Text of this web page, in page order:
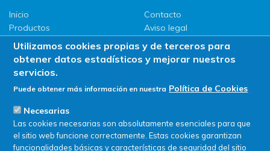
Inicio
Productos
LLG
Promociones
ServiSAT
Contacto
Aviso legal
Política de privacidad
Política de Cookies
Buscar en tienda
Utilizamos cookies propias y de terceros para
obtener datos estadísticos y mejorar nuestros
servicios.
Puede obtener más información en nuestra Política de Cookies
Necesarias
Las cookies necesarias son absolutamente esenciales para que
el sitio web funcione correctamente. Estas cookies garantizan
funcionalidades básicas y características de seguridad del sitio